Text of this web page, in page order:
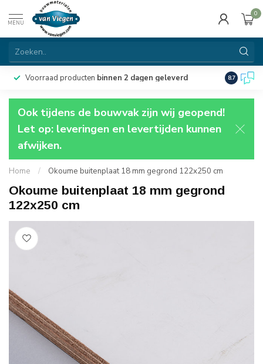
MENU
0
Voorraad producten binnen 2 dagen geleverd 8.7
Ook tijdens de bouwvak zijn wij geopend!
Let op: leveringen en levertijden kunnen
afwijken.
Home / Okoume buitenplaat 18 mm gegrond 122x250 cm
Okoume buitenplaat 18 mm gegrond
122x250 cm